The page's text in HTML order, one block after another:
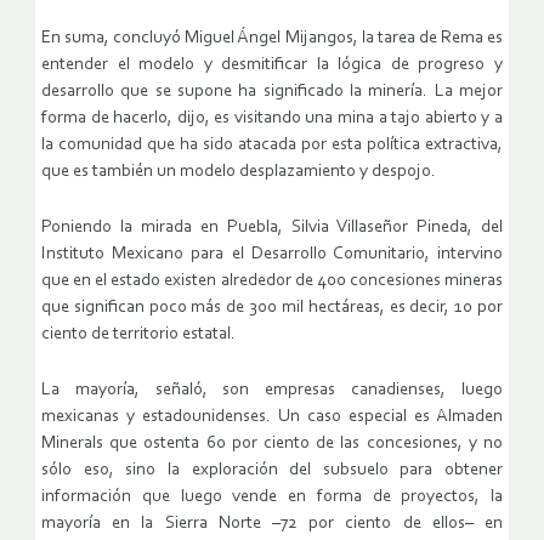
En suma, concluyó Miguel Ángel Mijangos, la tarea de Rema es
entender el modelo y desmitificar la lógica de progreso y
desarrollo que se supone ha significado la minería. La mejor
forma de hacerlo, dijo, es visitando una mina a tajo abierto y a
la comunidad que ha sido atacada por esta política extractiva,
que es también un modelo desplazamiento y despojo.
Poniendo la mirada en Puebla, Silvia Villaseñor Pineda, del
Instituto Mexicano para el Desarrollo Comunitario, intervino
que en el estado existen alrededor de 400 concesiones mineras
que significan poco más de 300 mil hectáreas, es decir, 10 por
ciento de territorio estatal.
La mayoría, señaló, son empresas canadienses, luego
mexicanas y estadounidenses. Un caso especial es Almaden
Minerals que ostenta 60 por ciento de las concesiones, y no
sólo eso, sino la exploración del subsuelo para obtener
información que luego vende en forma de proyectos, la
mayoría en la Sierra Norte –72 por ciento de ellos– en